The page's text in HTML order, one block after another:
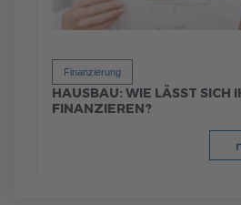
Finanzierung
HAUSBAU: WIE LÄSST SICH
FINANZIEREN?